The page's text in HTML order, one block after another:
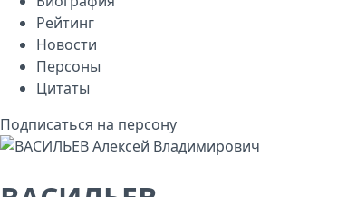
Рейтинг
Новости
Персоны
Цитаты
Подписаться на персону